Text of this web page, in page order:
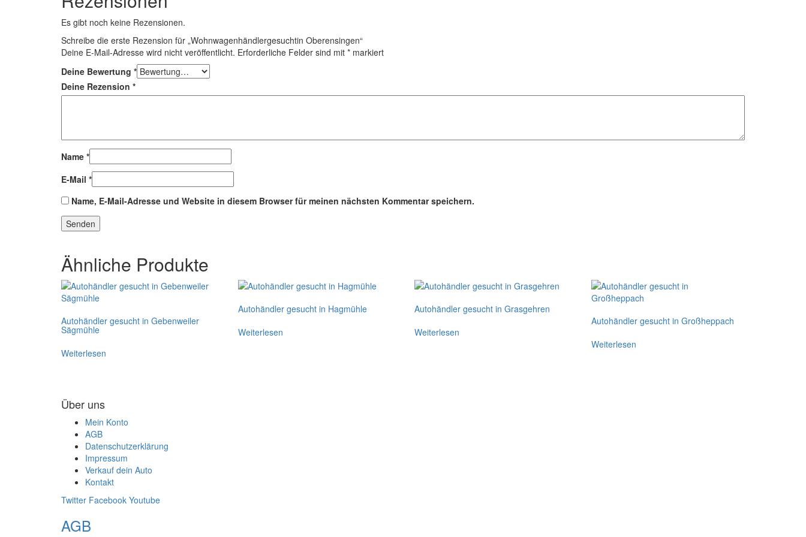
Es gibt noch keine Rezensionen.
Schreibe die erste Rezension für „Wohnwagenhändlergesuchtin Oberensingen“
Deine E-Mail-Adresse wird nicht veröffentlicht. Erforderliche Felder sind mit * markiert
Deine Bewertung *
Deine Rezension *
Name *
E-Mail *
Name, E-Mail-Adresse und Website in diesem Browser für meinen nächsten Kommentar speichern.
Ähnliche Produkte
Autohändler gesucht in Gebenweiler
Sägmühle
Weiterlesen
Autohändler gesucht in Hagmühle
Weiterlesen
Autohändler gesucht in Grasgehren
Weiterlesen
Autohändler gesucht in Großheppach
Weiterlesen
Über uns
Mein Konto
AGB
Datenschutzerklärung
Impressum
Verkauf dein Auto
Kontakt
Twitter Facebook Youtube
AGB